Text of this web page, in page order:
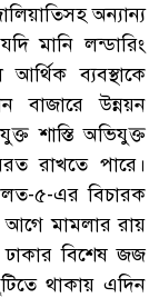
অন্যান্য
মানি লন্ডারিং
ব্যবস্থাকে
বাজারে উন্নয়ন
শাস্তি অভিযুক্ত
রাখতে পারে।
৫-এর বিচারক
মামলার রায়
ঢাকার বিশেষ জজ
থাকায় এদিন